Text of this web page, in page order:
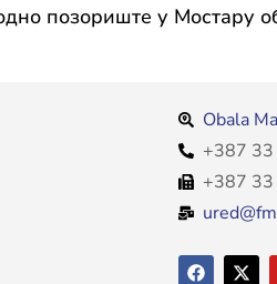
Obala
+387
+387